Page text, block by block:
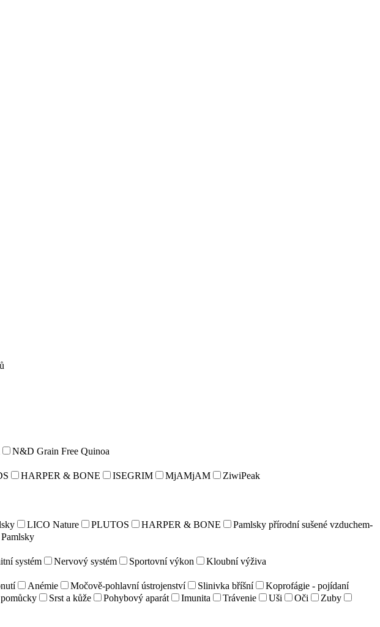
N&D Grain Free Quinoa
HARPER & BONE ISEGRIM MjAMjAM
ZiwiPeak
LICO Nature PLUTOS HARPER & BONE
Pamlsky přírodní sušené vzduchem-
Pamlsky
systém Nervový systém Sportovní výkon
Kloubní výživa
Anémie Močově-pohlavní ústrojenství Slinivka bříšní
Koprofágie - pojídaní
Srst a kůže Pohybový aparát Imunita Trávenie Uši Oči
Zuby